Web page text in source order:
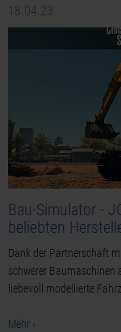
18.04.23
Bau-Simulator -
beliebten
Dank der Partnerschaft
schwerer Baumaschinen
liebevoll modellierte
Mehr ›